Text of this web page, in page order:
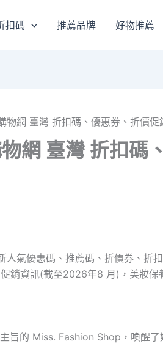
扣碼 推薦品牌 好物推薦
物網 臺灣 折扣碼、優惠券、折價促
網 臺灣 折扣碼
氣優惠碼、推薦碼、折價券、折
銷資訊(截至2026年8 月)，美妝保
旨的 Miss. Fashion Shop，喚醒